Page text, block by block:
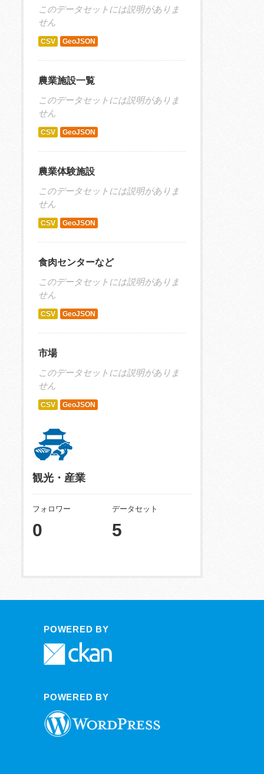
このデータセットには説明がありま
せん
CSV GeoJSON
農業施設一覧
このデータセットには説明がありま
せん
CSV GeoJSON
農業体験施設
このデータセットには説明がありま
せん
CSV GeoJSON
食肉センターなど
このデータセットには説明がありま
せん
CSV GeoJSON
市場
このデータセットには説明がありま
せん
CSV GeoJSON
観光・産業
フォロワー
0
データセット
5
POWERED BY
POWERED BY